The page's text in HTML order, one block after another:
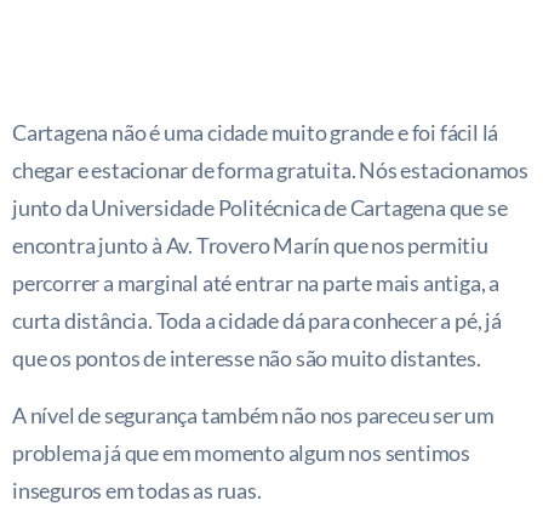
Cartagena não é uma cidade muito grande e foi fácil lá
chegar e estacionar de forma gratuita. Nós estacionamos
junto da Universidade Politécnica de Cartagena que se
encontra junto à Av. Trovero Marín que nos permitiu
percorrer a marginal até entrar na parte mais antiga, a
curta distância. Toda a cidade dá para conhecer a pé, já
que os pontos de interesse não são muito distantes.
A nível de segurança também não nos pareceu ser um
problema já que em momento algum nos sentimos
inseguros em todas as ruas.